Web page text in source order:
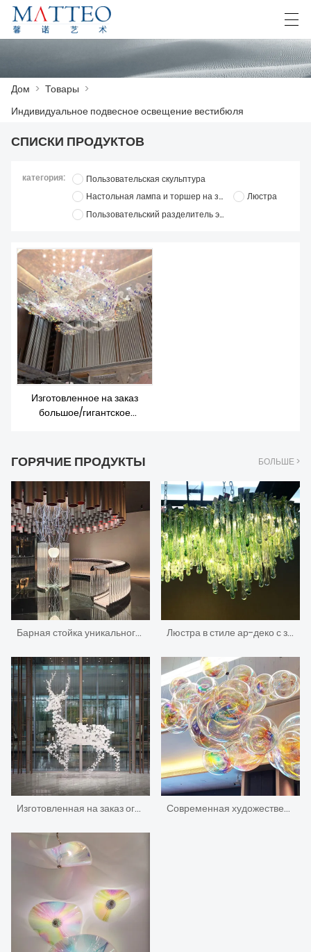
СКАЧАТЬ
СВЯЖИТЕСЬ С НАМИ
Deutsch Español
Дом > Товары >
Индивидуальное подвесное освещение вестибюля
СПИСКИ ПРОДУКТОВ
категория:
Пользовательская скульптура
Настольная лампа и торшер на заказ
Люстра
Пользовательский разделитель экрана
Изготовленное на заказ
большое/гигантское
люстра/подвесное
освещение/потолочные
светильники
ГОРЯЧИЕ ПРОДУКТЫ БОЛЬШЕ >
Барная стойка уникального дизайна нестандартного дизайнера декоративная изогнутая с светом Люстра в стиле ар-деко с зеленой каплей воды в современной гостиной
Изготовленная на заказ огромная/большая/гигантская акриловая люстра ручной работы с изображением животных Современная художественная декоративная люстра Пузырь Дизайн